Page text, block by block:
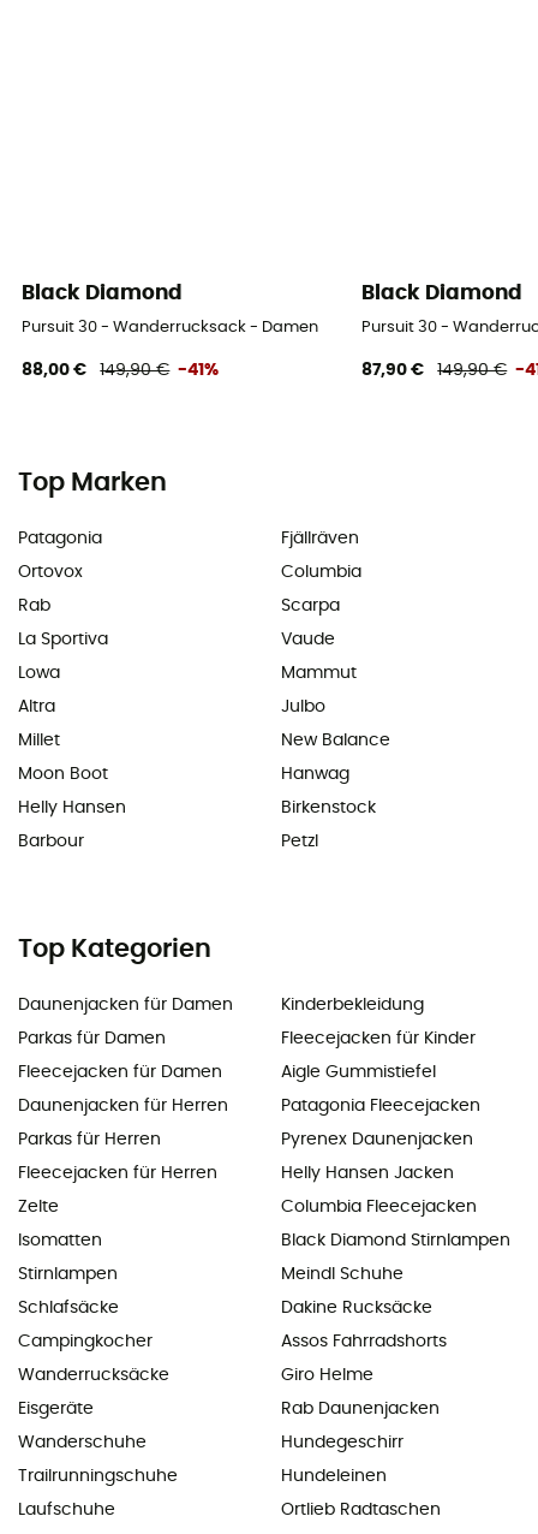
Black Diamond
Pursuit 30 - Wanderrucksack - Damen
88,00 € 149,90 € -41%
Black Diamond
Pursuit 30 -
87,90 € 149,90 € -
Top Marken
Patagonia
Ortovox
Rab
La Sportiva
Lowa
Altra
Millet
Moon Boot
Helly Hansen
Barbour
Fjällräven
Columbia
Scarpa
Vaude
Mammut
Julbo
New Balance
Hanwag
Birkenstock
Petzl
Top Kategorien
Daunenjacken für Damen
Parkas für Damen
Fleecejacken für Damen
Daunenjacken für Herren
Parkas für Herren
Fleecejacken für Herren
Zelte
Isomatten
Stirnlampen
Schlafsäcke
Campingkocher
Wanderrucksäcke
Eisgeräte
Wanderschuhe
Trailrunningschuhe
Laufschuhe
Kinderbekleidung
Fleecejacken für Kinder
Aigle Gummistiefel
Patagonia Fleecejacken
Pyrenex Daunenjacken
Helly Hansen Jacken
Columbia Fleecejacken
Black Diamond Stirnlampen
Meindl Schuhe
Dakine Rucksäcke
Assos Fahrradshorts
Giro Helme
Rab Daunenjacken
Hundegeschirr
Hundeleinen
Ortlieb Radtaschen